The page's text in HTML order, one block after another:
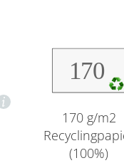
170 g/m2
(100%)